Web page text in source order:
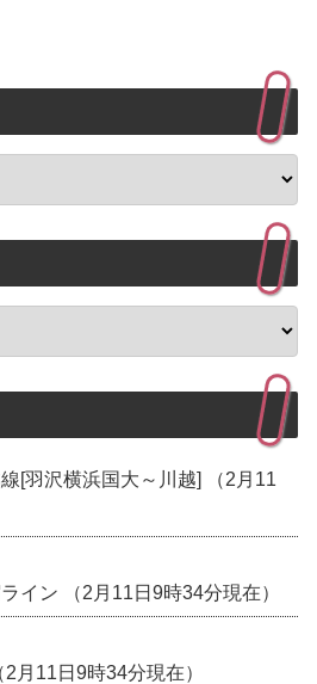
[羽沢横浜国大～川越] （2月11
イン （2月11日9時34分現在）
月11日9時34分現在）